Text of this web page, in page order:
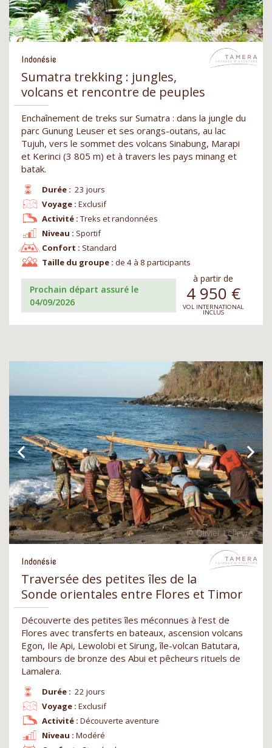
Indonésie
Sumatra trekking : jungles,
volcans et rencontre de peuples
Enchaînement de treks sur Sumatra : dans la jungle du
parc Gunung Leuser et ses orangs-outans, au lac
Tujuh, vers le sommet des volcans Sinabung, Marapi
et Kerinci (3 805 m) et à travers les pays minang et
batak.
Durée : 23 jours
Niveau : Sportif
Voyage : Exclusif
Confort : Standard
Activité : Treks et randonnées
Taille du groupe : de 4 à 8 participants
Prochain départ assuré le
04/09/2026
à partir de
4 950 €
VOL INTERNATIONAL
INCLUS
Indonésie
Traversée des petites îles de la
Sonde orientales entre Flores et Timor
Découverte des petites îles méconnues à l’est de
Flores avec transferts en bateaux, ascension volcans
Egon, Ile Api, Lewolobi et Sirung, île-volcan Batutara,
tambours de bronze des Abui et pêcheurs rituels de
Lamalera.
Durée : 22 jours
Niveau : Modéré
Voyage : Exclusif
Activité : Découverte aventure